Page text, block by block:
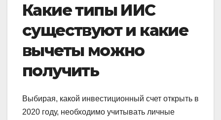
Какие типы ИИС
существуют и какие
вычеты можно
получить
Выбирая, какой инвестиционный счет открыть в
2020 году, необходимо учитывать личные